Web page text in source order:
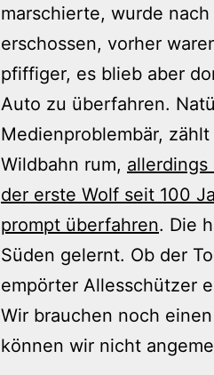
marschierte, wurde
erschossen, vorher
pfiffiger, es blieb aber
Auto zu überfahren.
Medienproblembär,
Wildbahn rum,
der erste Wolf seit 100
prompt überfahren. Die
Süden gelernt. Ob der
empörter Allesschützer
Wir brauchen noch
können wir nicht